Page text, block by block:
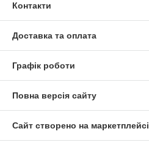
Контакти
Доставка та оплата
Графік роботи
Повна версія сайту
Сайт створено на маркетплейсі